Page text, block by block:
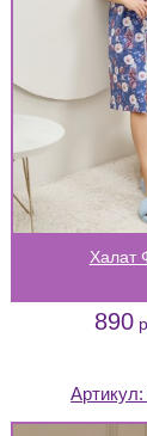
Халат
890
Артикул: